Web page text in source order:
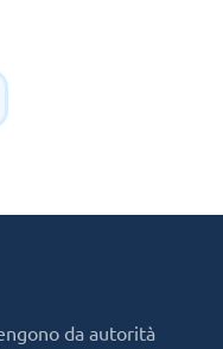
da autorità